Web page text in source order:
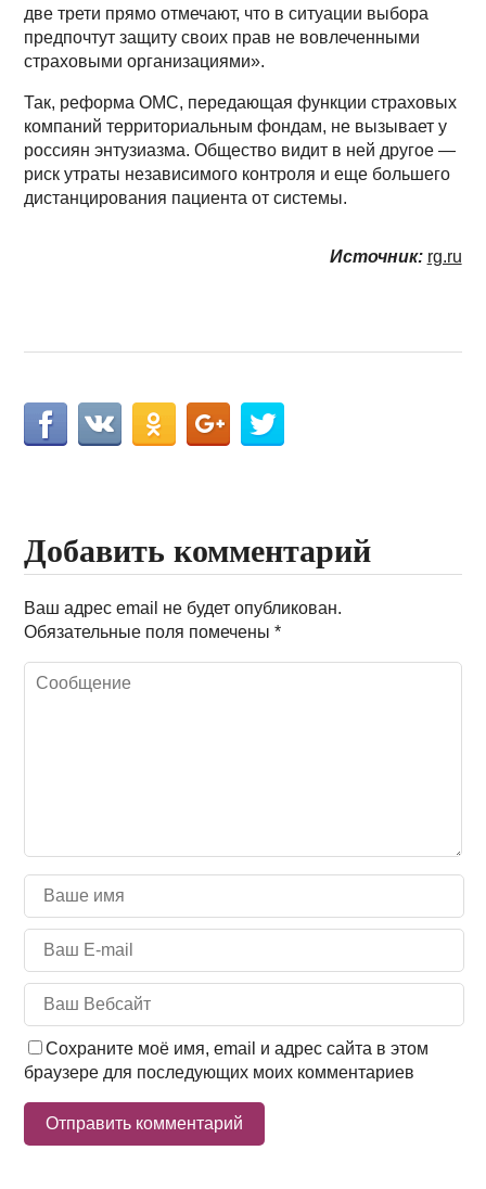
две трети прямо отмечают, что в ситуации выбора
предпочтут защиту своих прав не вовлеченными
страховыми организациями».
Так, реформа ОМС, передающая функции страховых
компаний территориальным фондам, не вызывает у
россиян энтузиазма. Общество видит в ней другое —
риск утраты независимого контроля и еще большего
дистанцирования пациента от системы.
Источник: rg.ru
Добавить комментарий
Ваш адрес email не будет опубликован.
Обязательные поля помечены*
Сохраните моё имя, email и адрес сайта в этом
браузере для последующих моих комментариев